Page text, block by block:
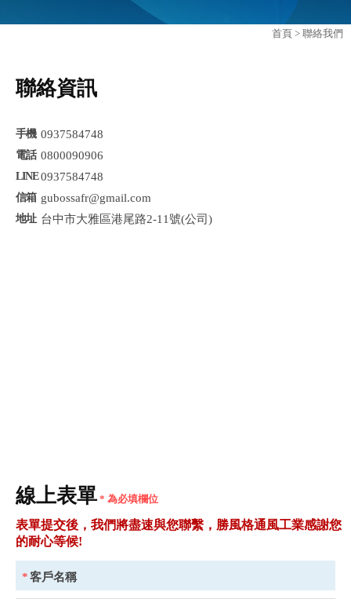
首頁 > 聯絡我們
聯絡資訊
0937584748
0800090906
0937584748
gubossafr@gmail.com
台中市大雅區港尾路2-11號(公司)
線上表單 * 為必填欄位
*客戶名稱